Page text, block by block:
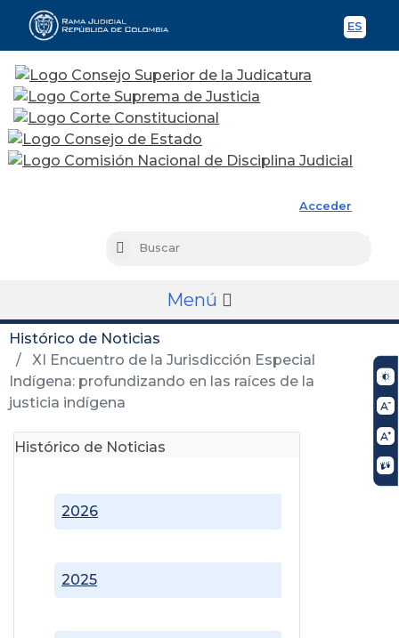
ES
Acceder
Buscar
Menú
Histórico de Noticias
XI Encuentro de la Jurisdicción Especial
Indígena: profundizando en las raíces de la
justicia indígena
Histórico de Noticias
2025
2026